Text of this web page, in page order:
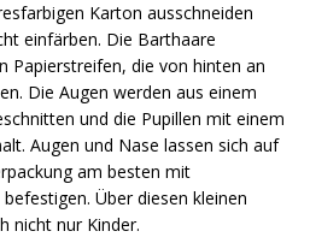
Karton ausschneiden
einfärben. Die Barthaare
Papierstreifen, die von hinten an
Die Augen werden aus einem
und die Pupillen mit einem
Augen und Nase lassen sich auf
am besten mit
Über diesen kleinen
nicht nur Kinder.